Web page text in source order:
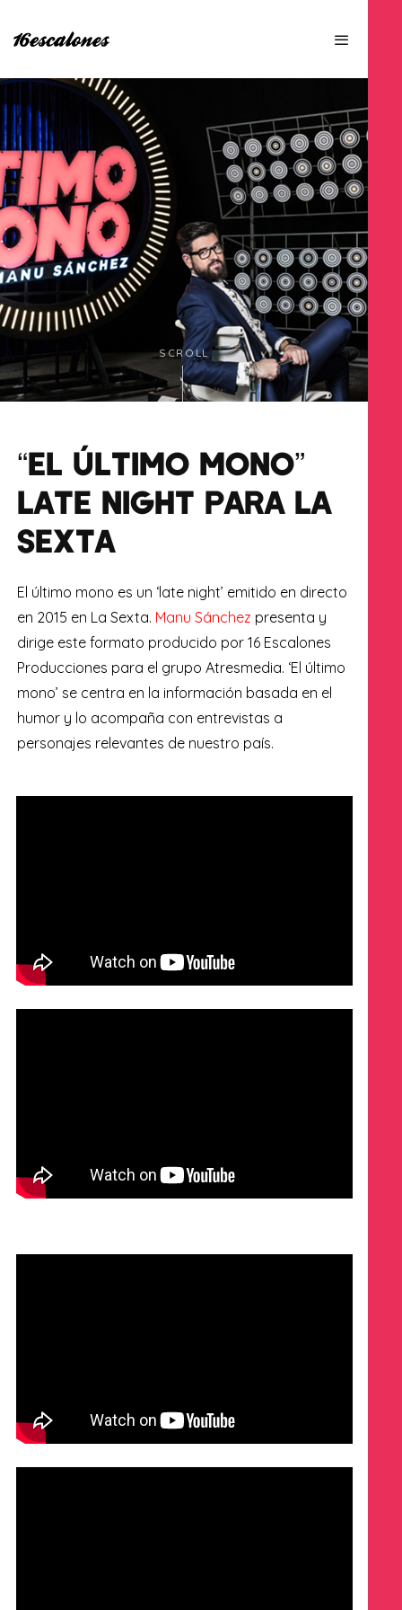
SCROLL
“EL ÚLTIMO MONO”
LATE NIGHT PARA LA
SEXTA
El último mono es un ‘late night’ emitido en directo
en 2015 en La Sexta. Manu Sánchez presenta y
dirige este formato producido por 16 Escalones
Producciones para el grupo Atresmedia. ‘El último
mono’ se centra en la información basada en el
humor y lo acompaña con entrevistas a
personajes relevantes de nuestro país.